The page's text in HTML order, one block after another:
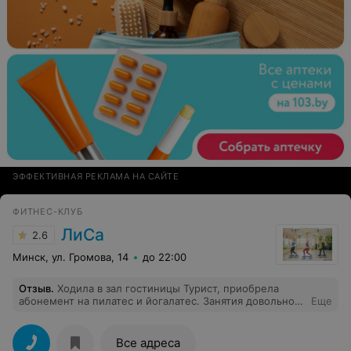
ЭФФЕКТИВНАЯ РЕКЛАМА НА САЙТЕ
ФИТНЕС-КЛУБ
2.6 ЛиСа
Минск, ул. Громова, 14 до 22:00
Отзыв. Ходила в зал гостиницы Турист, приобрела
абонемент на пилатес и йогалатес. Занятия довольно
упражнения по большому кол-ву подходов.
Занималась в других клубах, есть с чем сравнивать.
Еще
Все адреса